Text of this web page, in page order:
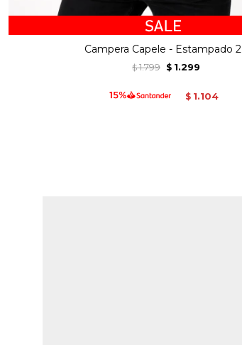
Campera Capele - Estampado 2
$ 1.799 $ 1.299
$ 1.104